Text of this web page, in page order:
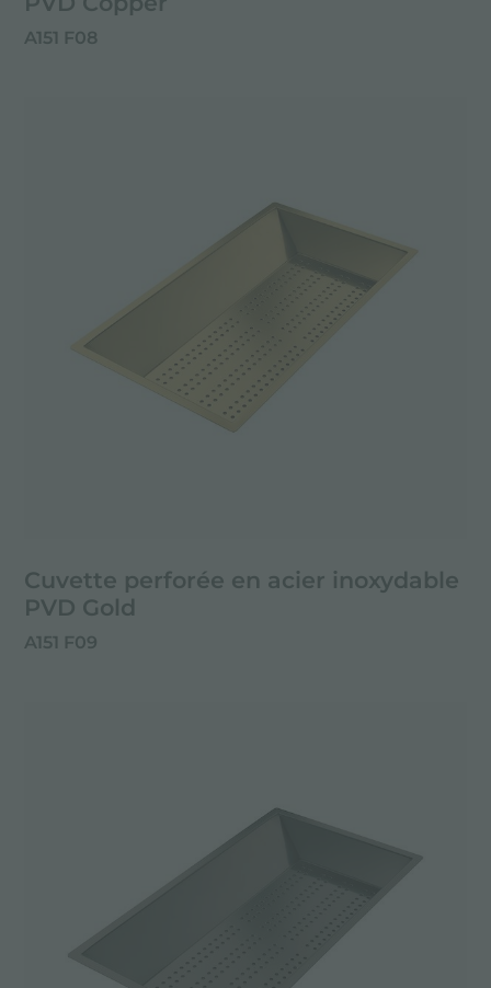
A151 F08
Cuvette perforée en acier inoxydable
PVD Gold
A151 F09